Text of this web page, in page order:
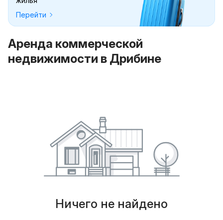
Перейти
Аренда коммерческой
недвижимости в Дрибине
Ничего не найдено